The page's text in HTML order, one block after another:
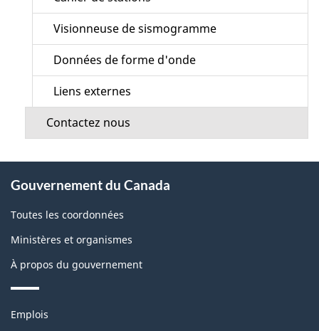
Visionneuse de sismogramme
Données de forme d'onde
Liens externes
Contactez nous
propos
de
ce
Gouvernement du Canada
Toutes les coordonnées
Ministères et organismes
À propos du gouvernement
Thèmes
Emplois